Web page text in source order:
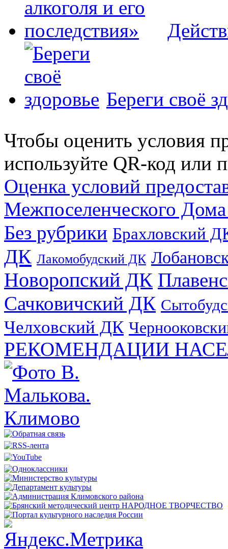
Береги своё
Чтобы оценить условия
используйте QR-код или
Оценка условий
Межпоселенческого
Без рубрики Брахловский
ДК Лакомобудский ДК
Новоропский ДК
Сачковичский ДК
Челховский ДК
РЕКОМЕНДАЦИИ